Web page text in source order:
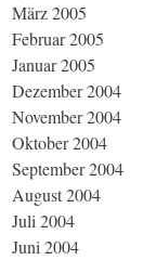
März 2005
Februar 2005
Januar 2005
Dezember 2004
November 2004
Oktober 2004
September 2004
August 2004
Juli 2004
Juni 2004